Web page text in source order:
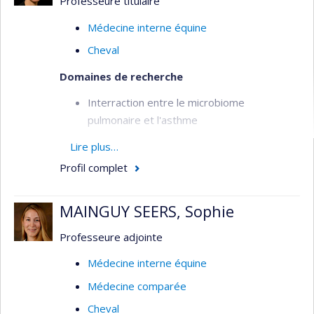
Médecine interne équine
Cheval
Domaines de recherche
Interraction entre le microbiome
pulmonaire et l'asthme
Asthme équin chez les chevaux de sport
Remodelage pulmonaire dans les maladies
Lire plus…
Profil complet
MAINGUY SEERS, Sophie
Professeure adjointe
Médecine interne équine
Médecine comparée
Cheval